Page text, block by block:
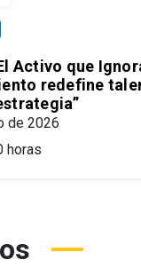
Activo que
redefine
de 2026
horas